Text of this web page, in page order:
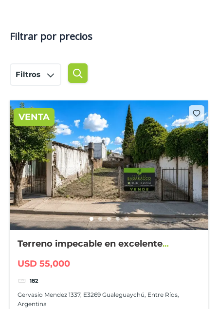
Filtrar por precios
Filtros
VENTA
Terreno impecable en excelente
USD 55,000
182
Gervasio Mendez 1337, E3269 Gualeguaychú, Entre Ríos,
Argentina